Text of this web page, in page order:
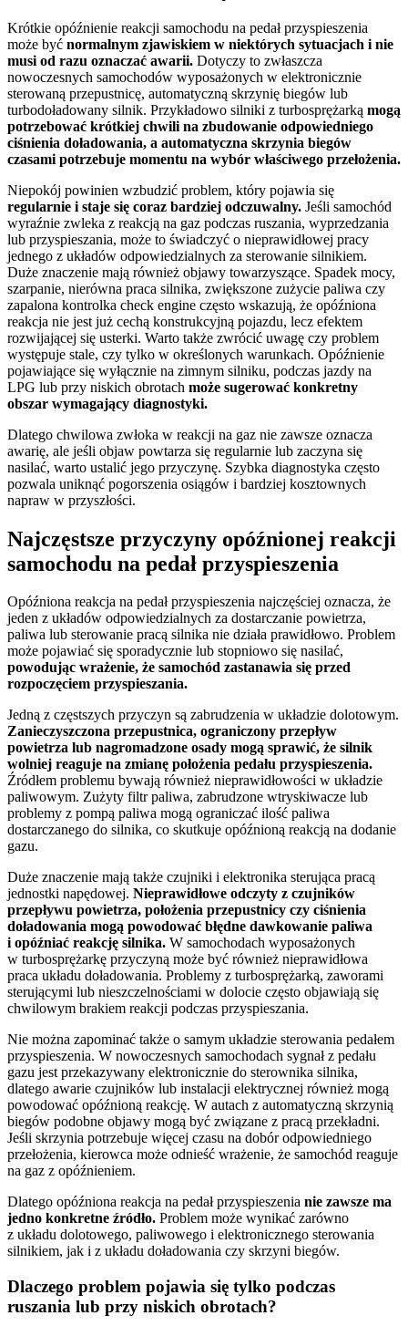
Krótkie opóźnienie reakcji samochodu na pedał przyspieszenia
może być normalnym zjawiskiem w niektórych sytuacjach i nie
musi od razu oznaczać awarii. Dotyczy to zwłaszcza
nowoczesnych samochodów wyposażonych w elektronicznie
sterowaną przepustnicę, automatyczną skrzynię biegów lub
turbodoładowany silnik. Przykładowo silniki z turbosprężarką mogą
potrzebować krótkiej chwili na zbudowanie odpowiedniego
ciśnienia doładowania, a automatyczna skrzynia biegów
czasami potrzebuje momentu na wybór właściwego przełożenia.
Niepokój powinien wzbudzić problem, który pojawia się
regularnie i staje się coraz bardziej odczuwalny. Jeśli samochód
wyraźnie zwleka z reakcją na gaz podczas ruszania, wyprzedzania
lub przyspieszania, może to świadczyć o nieprawidłowej pracy
jednego z układów odpowiedzialnych za sterowanie silnikiem.
Duże znaczenie mają również objawy towarzyszące. Spadek mocy,
szarpanie, nierówna praca silnika, zwiększone zużycie paliwa czy
zapalona kontrolka check engine często wskazują, że opóźniona
reakcja nie jest już cechą konstrukcyjną pojazdu, lecz efektem
rozwijającej się usterki. Warto także zwrócić uwagę czy problem
występuje stale, czy tylko w określonych warunkach. Opóźnienie
pojawiające się wyłącznie na zimnym silniku, podczas jazdy na
LPG lub przy niskich obrotach może sugerować konkretny
obszar wymagający diagnostyki.
Dlatego chwilowa zwłoka w reakcji na gaz nie zawsze oznacza
awarię, ale jeśli objaw powtarza się regularnie lub zaczyna się
nasilać, warto ustalić jego przyczynę. Szybka diagnostyka często
pozwala uniknąć pogorszenia osiągów i bardziej kosztownych
napraw w przyszłości.
Najczęstsze przyczyny opóźnionej reakcji
samochodu na pedał przyspieszenia
Opóźniona reakcja na pedał przyspieszenia najczęściej oznacza, że
jeden z układów odpowiedzialnych za dostarczanie powietrza,
paliwa lub sterowanie pracą silnika nie działa prawidłowo. Problem
może pojawiać się sporadycznie lub stopniowo się nasilać,
powodując wrażenie, że samochód zastanawia się przed
rozpoczęciem przyspieszania.
Jedną z częstszych przyczyn są zabrudzenia w układzie dolotowym.
Zanieczyszczona przepustnica, ograniczony przepływ
powietrza lub nagromadzone osady mogą sprawić, że silnik
wolniej reaguje na zmianę położenia pedału przyspieszenia.
Źródłem problemu bywają również nieprawidłowości w układzie
paliwowym. Zużyty filtr paliwa, zabrudzone wtryskiwacze lub
problemy z pompą paliwa mogą ograniczać ilość paliwa
dostarczanego do silnika, co skutkuje opóźnioną reakcją na dodanie
gazu.
Duże znaczenie mają także czujniki i elektronika sterująca pracą
jednostki napędowej. Nieprawidłowe odczyty z czujników
przepływu powietrza, położenia przepustnicy czy ciśnienia
doładowania mogą powodować błędne dawkowanie paliwa
i opóźniać reakcję silnika. W samochodach wyposażonych
w turbosprężarkę przyczyną może być również nieprawidłowa
praca układu doładowania. Problemy z turbosprężarką, zaworami
sterującymi lub nieszczelnościami w dolocie często objawiają się
chwilowym brakiem reakcji podczas przyspieszania.
Nie można zapominać także o samym układzie sterowania pedałem
przyspieszenia. W nowoczesnych samochodach sygnał z pedału
gazu jest przekazywany elektronicznie do sterownika silnika,
dlatego awarie czujników lub instalacji elektrycznej również mogą
powodować opóźnioną reakcję. W autach z automatyczną skrzynią
biegów podobne objawy mogą być związane z pracą przekładni.
Jeśli skrzynia potrzebuje więcej czasu na dobór odpowiedniego
przełożenia, kierowca może odnieść wrażenie, że samochód reaguje
na gaz z opóźnieniem.
Dlatego opóźniona reakcja na pedał przyspieszenia nie zawsze ma
jedno konkretne źródło. Problem może wynikać zarówno
z układu dolotowego, paliwowego i elektronicznego sterowania
silnikiem, jak i z układu doładowania czy skrzyni biegów.
Dlaczego problem pojawia się tylko podczas
ruszania lub przy niskich obrotach?